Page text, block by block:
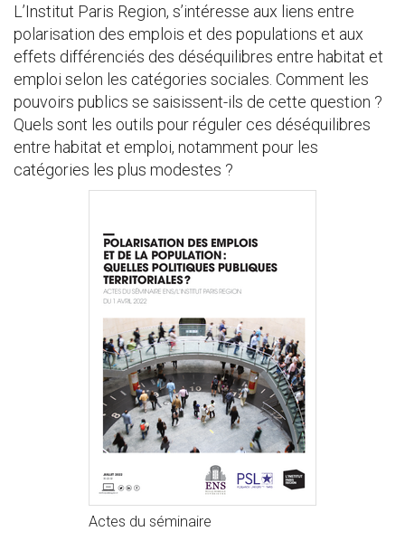
L’Institut Paris Region, s’intéresse aux liens entre
polarisation des emplois et des populations et aux
effets différenciés des déséquilibres entre habitat et
emploi selon les catégories sociales. Comment les
pouvoirs publics se saisissent-ils de cette question ?
Quels sont les outils pour réguler ces déséquilibres
entre habitat et emploi, notamment pour les
catégories les plus modestes ?
Actes du séminaire